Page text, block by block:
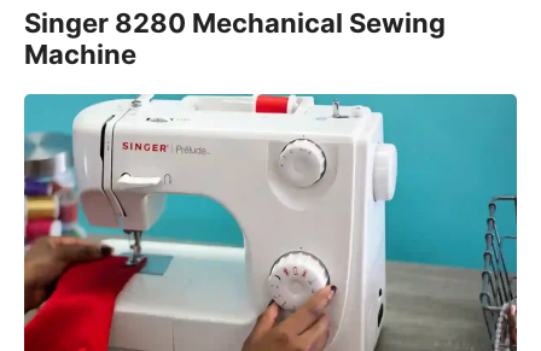
Singer 8280 Mechanical Sewing
Machine